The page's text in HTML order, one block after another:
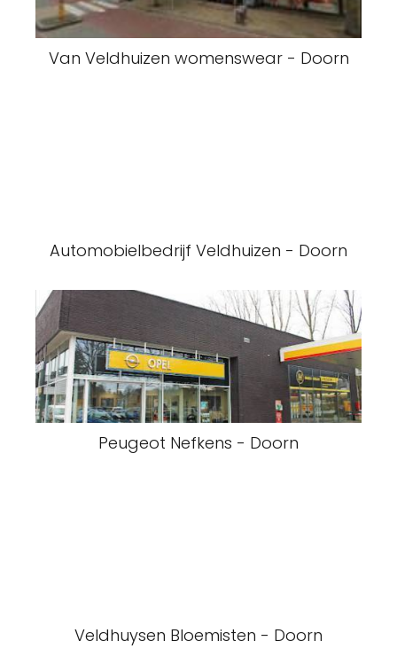
Van Veldhuizen womenswear - Doorn
Automobielbedrijf Veldhuizen - Doorn
Peugeot Nefkens - Doorn
Veldhuysen Bloemisten - Doorn